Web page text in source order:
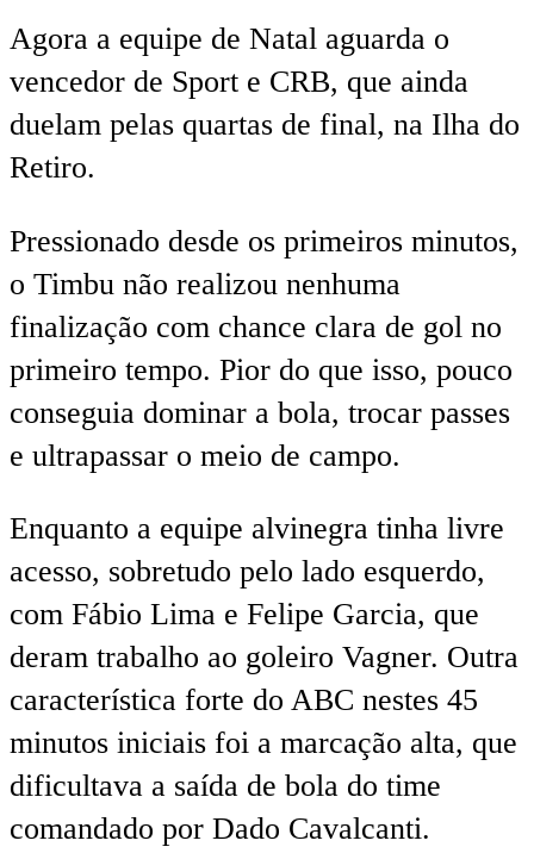
Agora a equipe de Natal aguarda o
vencedor de Sport e CRB, que ainda
duelam pelas quartas de final, na Ilha do
Retiro.
Pressionado desde os primeiros minutos,
o Timbu não realizou nenhuma
finalização com chance clara de gol no
primeiro tempo. Pior do que isso, pouco
conseguia dominar a bola, trocar passes
e ultrapassar o meio de campo.
Enquanto a equipe alvinegra tinha livre
acesso, sobretudo pelo lado esquerdo,
com Fábio Lima e Felipe Garcia, que
deram trabalho ao goleiro Vagner. Outra
característica forte do ABC nestes 45
minutos iniciais foi a marcação alta, que
dificultava a saída de bola do time
comandado por Dado Cavalcanti.